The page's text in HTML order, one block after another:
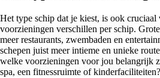
Het type schip dat je kiest, is ook
voorzieningen verschillen per schip.
meer restaurants, zwembaden en
schepen juist meer intieme en unieke
welke voorzieningen voor jou belangrijk
spa, een fitnessruimte of kinderfaciliteiten?